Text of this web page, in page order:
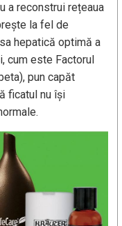
a reconstrui rețeaua
la fel de
hepatică optimă a
cum este Factorul
pun capăt
ficatul nu își